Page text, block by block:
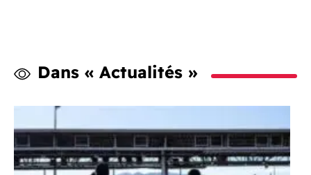
Dans « Actualités »